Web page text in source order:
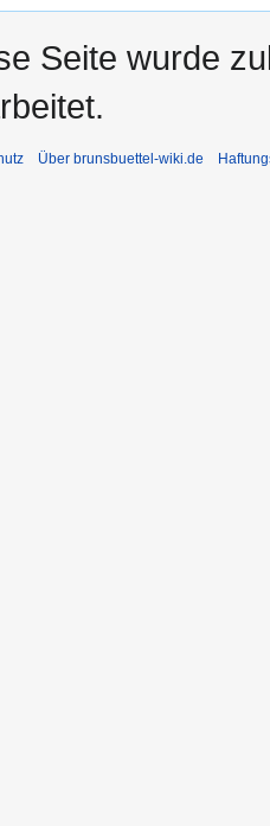
Seite wurde
Über brunsbuettel-wiki.de